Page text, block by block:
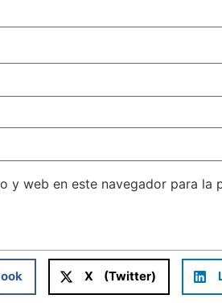
y web en este navegador para la
X (Twitter)